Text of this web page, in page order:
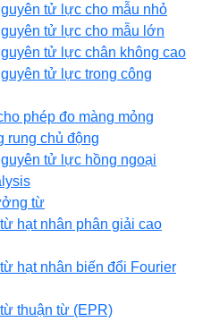
tử lực cho mẫu nhỏ
tử lực cho mẫu lớn
tử lực chân không cao
tử lực trong công
phép đo màng mỏng
rung chủ động
tử lực hồng ngoại
từ
hạt nhân phân giải cao
hạt nhân biến đổi Fourier
thuận từ (EPR)